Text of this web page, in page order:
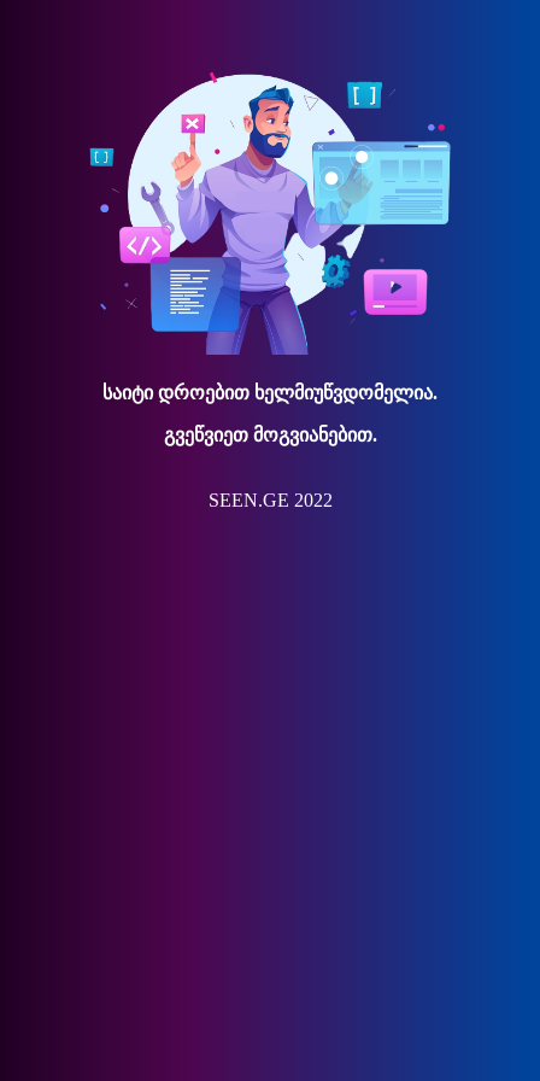
საიტი დროებით ხელმიუწვდომელია.
გვეწვიეთ მოგვიანებით.
SEEN.GE 2022